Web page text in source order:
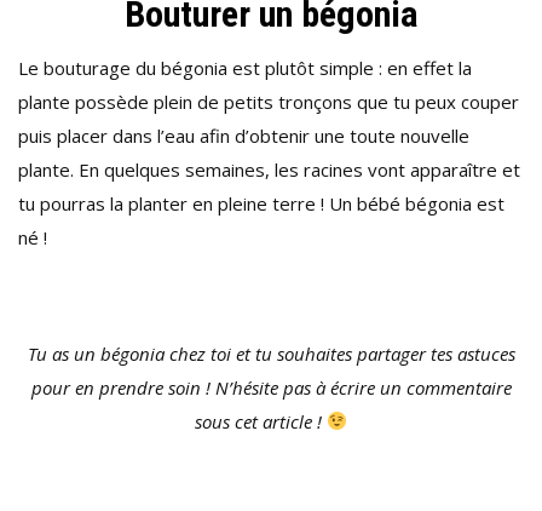
Bouturer un bégonia
Le bouturage du bégonia est plutôt simple : en effet la
plante possède plein de petits tronçons que tu peux couper
puis placer dans l’eau afin d’obtenir une toute nouvelle
plante. En quelques semaines, les racines vont apparaître et
tu pourras la planter en pleine terre ! Un bébé bégonia est
né !
Tu as un bégonia chez toi et tu souhaites partager tes astuces
pour en prendre soin ! N’hésite pas à écrire un commentaire
sous cet article !